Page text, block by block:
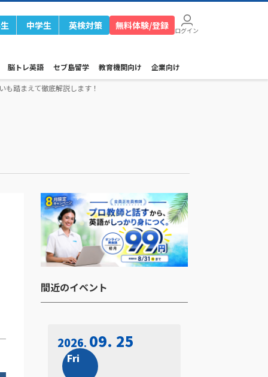
中学生 英検対策 無料体験/登録 ログイン
脳トレ英語 セブ島留学 教育機関向け 企業向け
踏まえて徹底解説します！
間近のイベント​
2026 09. 25
Fri